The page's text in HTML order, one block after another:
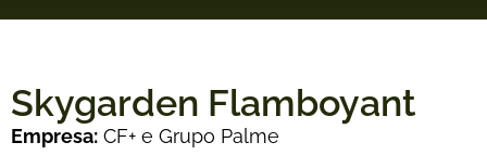
Skygarden Flamboyant
Empresa: CF+ e Grupo Palme